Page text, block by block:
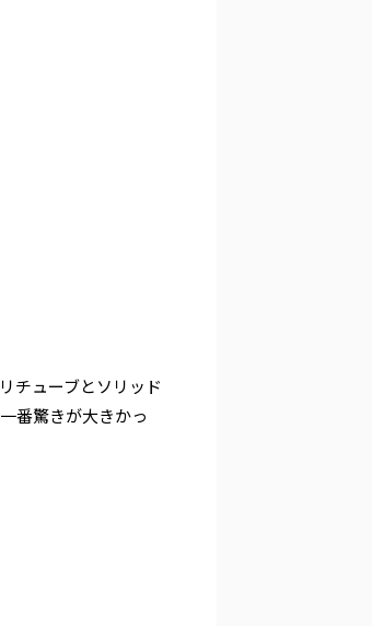
チューブとソリッド
番驚きが大きかっ